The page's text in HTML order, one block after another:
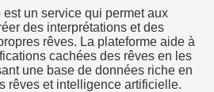
un service qui permet aux
des interprétations et des
rêves. La plateforme aide à
cachées des rêves en les
une base de données riche en
rêves et intelligence artificielle.